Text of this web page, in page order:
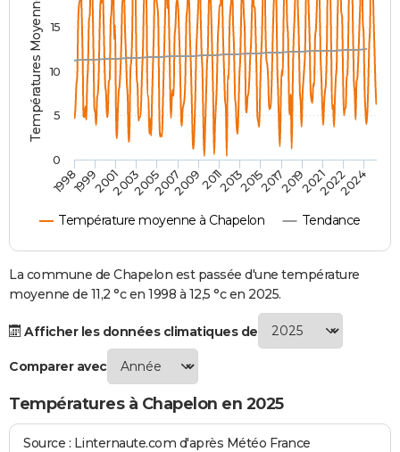
Destinations
City break
Voyage nature
Voyage de noces
Forum
Climat
PHOTO
GUIDES D'ACHAT
BONS PLANS
CARTE DE VOEUX
Carte de Noël
Carte Bonne année
Carte Saint-Valentin
Carte Pâques
Carte d'anniversaire
DICTIONNAIRE
S'inscrire
Se connecter
Lycées
Collèges
Primaires
Universités
Entreprises
Service militaire
Avis de recherche
AVIS DE DÉCÈS
Températures Moyennes ( °C )
Température moyenne à Chapelon Tendance
199819992001200320052007200920112013201520172019202120222024
0
5
10
15
La commune de Chapelon est passée d'une température
moyenne de 11,2 °c en 1998 à 12,5 °c en 2025.
Afficher les données climatiques de
Comparer avec
Températures à Chapelon en 2025
Source : Linternaute.com d'après Météo France